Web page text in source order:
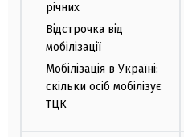
річних
Відстрочка від
мобілізації
Мобілізація в Україні:
скільки осіб мобілізує
ТЦК